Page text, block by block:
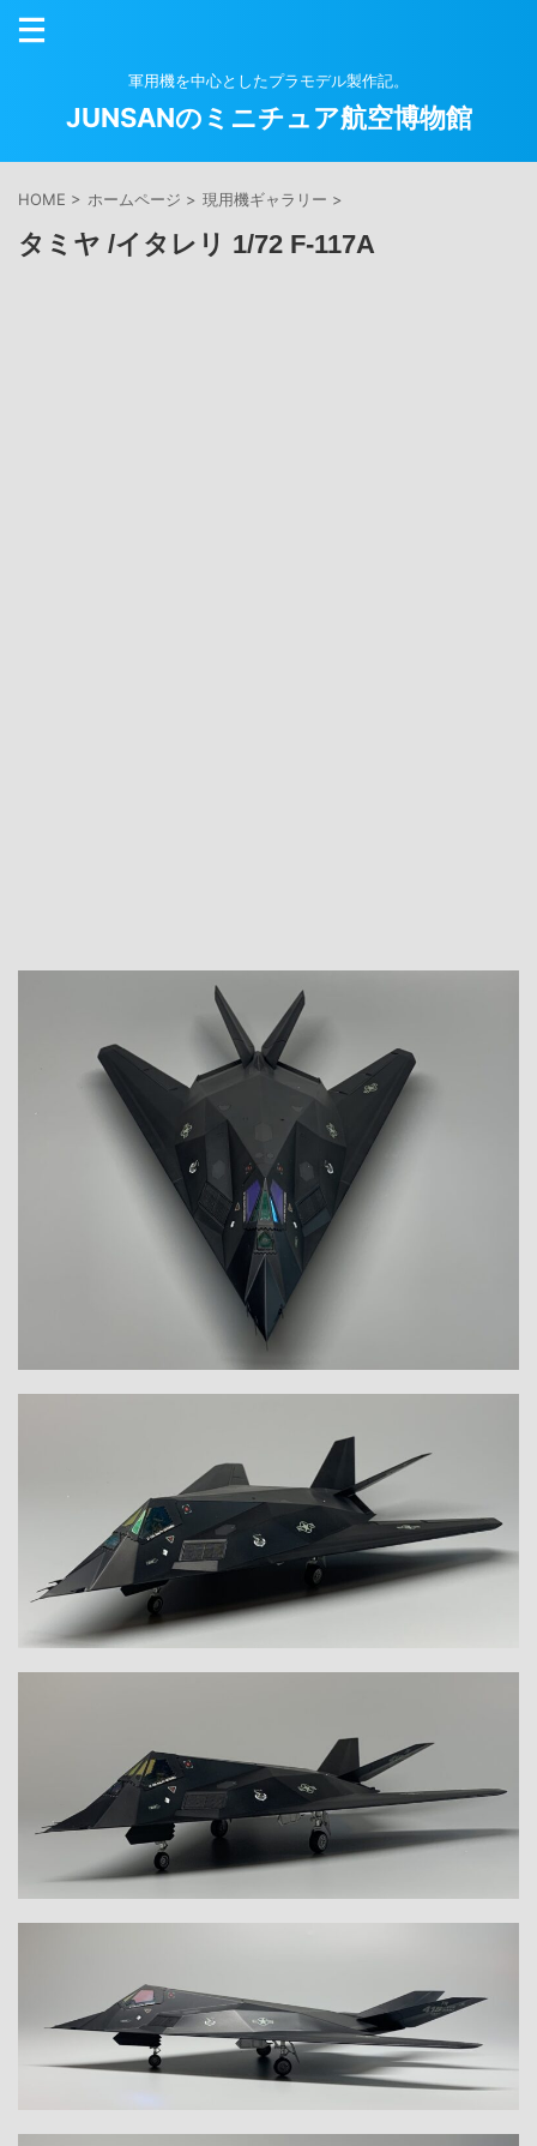
軍用機を中心としたプラモデル製作記。
JUNSANのミニチュア航空博物館
HOME > ホームページ > 現用機ギャラリー >
タミヤ /イタレリ 1/72 F-117A